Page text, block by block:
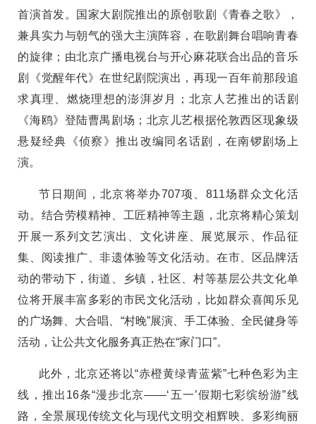
首演首发。国家大剧院推出的原创歌剧《青春之歌》，
兼具实力与朝气的强大主演阵容，在歌剧舞台唱响青春
的旋律；由北京广播电视台与开心麻花联合出品的音乐
剧《觉醒年代》在世纪剧院演出，再现一百年前那段追
求真理、燃烧理想的澎湃岁月；北京人艺推出的话剧
《海鸥》登陆曹禺剧场；北京儿艺根据伦敦西区现象级
悬疑经典《侦察》推出改编同名话剧，在南锣剧场上
演。
节日期间，北京将举办707项、811场群众文化活
动。结合劳模精神、工匠精神等主题，北京将精心策划
开展一系列文艺演出、文化讲座、展览展示、作品征
集、阅读推广、非遗体验等文化活动。在市、区品牌活
动的带动下，街道、乡镇，社区、村等基层公共文化单
位将开展丰富多彩的市民文化活动，比如群众喜闻乐见
的广场舞、大合唱、“村晚”展演、手工体验、全民健身等
活动，让公共文化服务真正热在“家门口”。
此外，北京还将以“赤橙黄绿青蓝紫”七种色彩为主
线，推出16条“漫步北京——‘五一’假期七彩缤纷游”线
路，全景展现传统文化与现代文明交相辉映、多彩绚丽